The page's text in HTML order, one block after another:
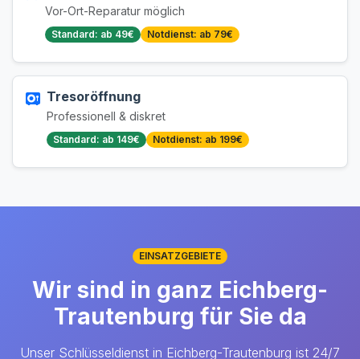
Vor-Ort-Reparatur möglich
Standard: ab 49€ Notdienst: ab 79€
Tresoröffnung
Professionell & diskret
Standard: ab 149€ Notdienst: ab 199€
EINSATZGEBIETE
Wir sind in ganz Eichberg-
Trautenburg für Sie da
Unser Schlüsseldienst in Eichberg-Trautenburg ist 24/7